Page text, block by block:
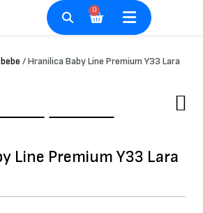
0
Cart
/ Hranilica Baby Line Premium Y33 Lara
Line Premium Y33 Lara